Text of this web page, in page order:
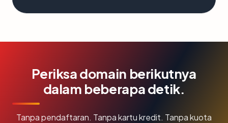
Periksa domain berikutnya
dalam beberapa detik.
Tanpa pendaftaran. Tanpa kartu kredit. Tanpa kuota